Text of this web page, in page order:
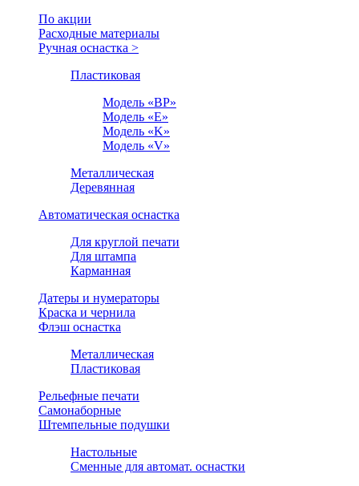
По акции
Расходные материалы
Ручная оснастка >
Пластиковая
Модель «BP»
Модель «E»
Модель «K»
Модель «V»
Металлическая
Деревянная
Автоматическая оснастка
Для круглой печати
Для штампа
Карманная
Датеры и нумераторы
Краска и чернила
Флэш оснастка
Металлическая
Пластиковая
Рельефные печати
Самонаборные
Штемпельные подушки
Настольные
Сменные для автомат. оснастки